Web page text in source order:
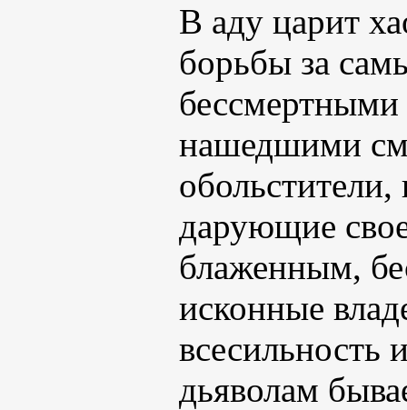
В аду царит
борьбы за
нашедшими
дарующие
блаженным,
исконные
всесильность
дьяволам